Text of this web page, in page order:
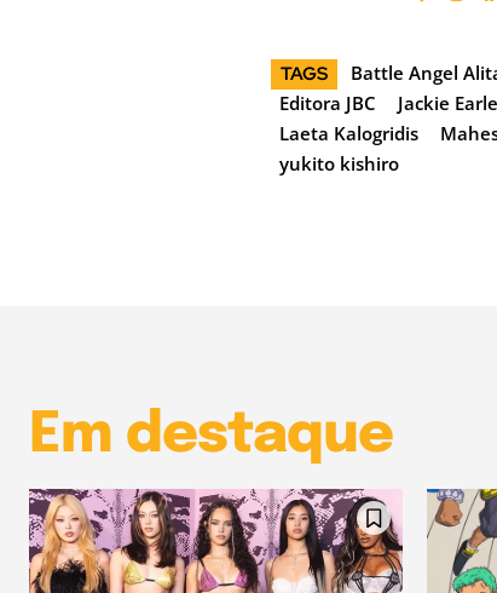
TAGS Battle Angel
Editora JBC
Jackie
Laeta Kalogridis
yukito kishiro
Em destaque